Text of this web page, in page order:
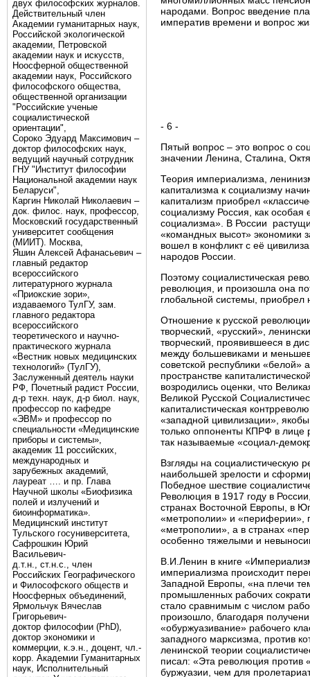
двух философских журналов.
Действительный член
Академии гуманитарных наук,
Российской экологической
академии, Петровской
академии наук и искусств,
Ноосферной общественной
академии наук, Российского
философского общества,
общественной организации
"Российские ученые
социалистической
ориентации",
Сороко Эдуард Максимович –
доктор философских наук,
ведущий научный сотрудник
ГНУ "Институт философии
Национальной академии наук
Беларуси",
Каргин Николай Николаевич –
док. филос. наук, профессор,
Московский государственный
университет сообщения
(МИИТ). Москва,
Яшин Алексей Афанасьевич –
главный редактор
всероссийского
литературного журнала
«Приокские зори»,
издаваемого ТулГУ, зам.
главного редактора
всероссийского
теоретического и научно-
практического журнала
«Вестник новых медицинских
технологий» (ТулГУ),
Заслуженный деятель науки
РФ, Почетный радист России,
д-р техн. наук, д-р биол. наук,
профессор по кафедре
«ЭВМ» и профессор по
специальности «Медицинские
приборы и системы»,
академик 11 российских,
международных и
зарубежных академий,
лауреат …. и пр. Глава
Научной школы «Биофизика
полей и излучений и
биоинформатика».
Медицинский институт
Тульского госуниверситета,
Сафрошкин Юрий
Васильевич-
д.т.н., ст.н.с., член
Российских Географического
и Философского обществ и
Ноосферных объединений,
Ярмольчук Вячеслав
Григорьевич-
доктор философии (PhD),
доктор экономики и
коммерции, к.э.н., доцент, чл.-
корр. Академии Гуманитарных
наук, Исполнительный
народами. Вопрос введение
императив времени и вопрос
- 6 -
Пятый вопрос – это вопрос о
значении Ленина, Сталина,
Теория империализма,
капитализма к социализму
капитализм приобрел
социализму Россия, как
социализма». В России
«командных высот» экономики
вошел в конфликт с её
народов России.
Поэтому социалистическая
революция, и произошла она
глобальной системы,
Отношение к русской
творческий, «русский»,
творческий, проявившееся в
между большевиками и
советской республики «белой»
пространстве
возродились оценки, что
Великой Русской
капиталистическая
«западной цивилизации»,
только оппоненты КПРФ в лице
так называемые «социал-
Взгляды на социалистическую
наибольшей зрелости и
Победное шествие
Революция в 1917 году в
странах Восточной Европы, в
«метрополии» и «периферии»,
«метрополии», а в странах
особенно тяжелыми и
В.И.Ленин в книге
империализма происходит
Западной Европы, «на плечи
промышленных рабочих
стало сравнимым с числом
произошло, благодаря
«обуржуазивание» рабочего
западного марксизма, против
ленинской теории
писал: «Эта революция против
буржуазии, чем для